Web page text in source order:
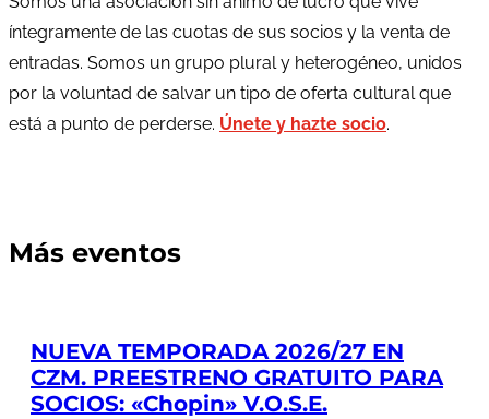
íntegramente de las cuotas de sus socios y la venta de
entradas. Somos un grupo plural y heterogéneo, unidos
por la voluntad de salvar un tipo de oferta cultural que
está a punto de perderse. Únete y hazte socio.
Más eventos
NUEVA TEMPORADA 2026/27 EN
CZM. PREESTRENO GRATUITO PARA
SOCIOS: «Chopin» V.O.S.E.